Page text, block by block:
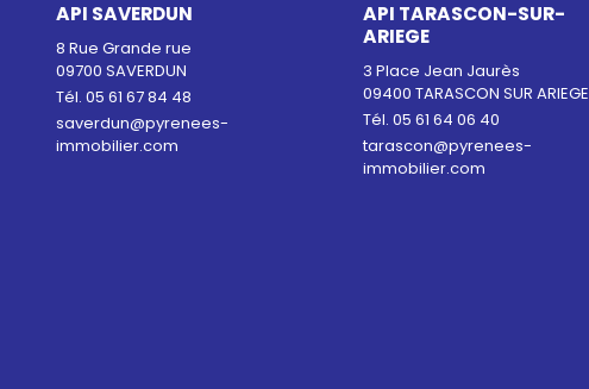
API SAVERDUN
8 Rue Grande rue
09700 SAVERDUN
Tél. 05 61 67 84 48
saverdun@pyrenees-
immobilier.com
API TARASCON-SUR-
ARIEGE
3 Place Jean Jaurès
09400 TARASCON SUR ARIEGE
Tél. 05 61 64 06 40
tarascon@pyrenees-
immobilier.com